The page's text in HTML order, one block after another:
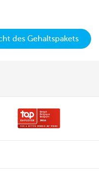
des Gehaltspakets